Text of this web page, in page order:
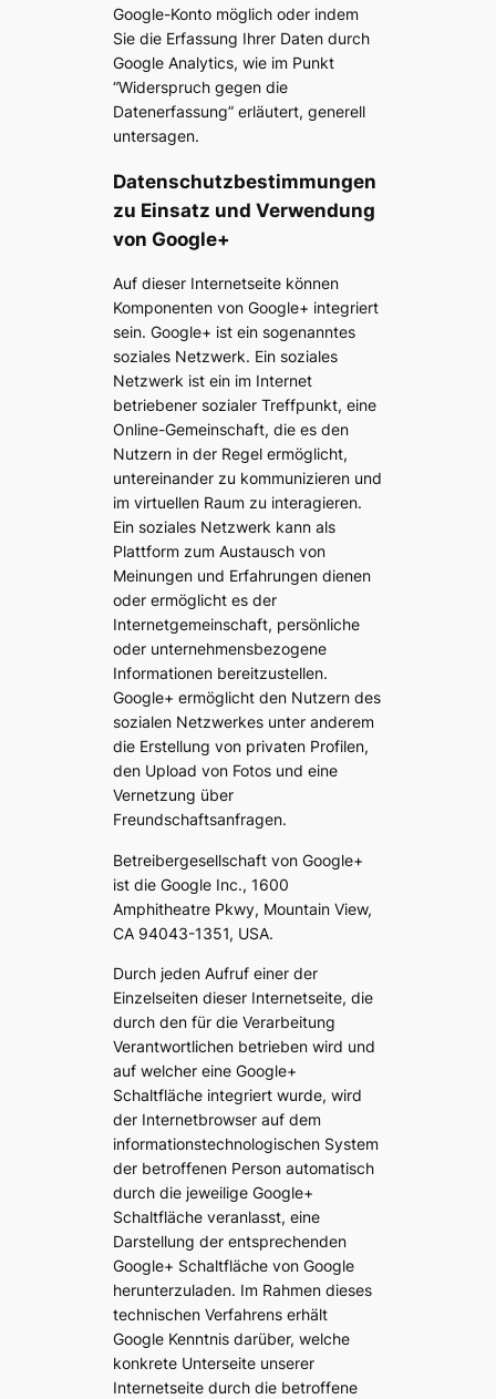
Google-Konto möglich oder indem
Sie die Erfassung Ihrer Daten durch
Google Analytics, wie im Punkt
“Widerspruch gegen die
Datenerfassung” erläutert, generell
untersagen.
Datenschutzbestimmungen
zu Einsatz und Verwendung
von Google+
Auf dieser Internetseite können
Komponenten von Google+ integriert
sein. Google+ ist ein sogenanntes
soziales Netzwerk. Ein soziales
Netzwerk ist ein im Internet
betriebener sozialer Treffpunkt, eine
Online-Gemeinschaft, die es den
Nutzern in der Regel ermöglicht,
untereinander zu kommunizieren und
im virtuellen Raum zu interagieren.
Ein soziales Netzwerk kann als
Plattform zum Austausch von
Meinungen und Erfahrungen dienen
oder ermöglicht es der
Internetgemeinschaft, persönliche
oder unternehmensbezogene
Informationen bereitzustellen.
Google+ ermöglicht den Nutzern des
sozialen Netzwerkes unter anderem
die Erstellung von privaten Profilen,
den Upload von Fotos und eine
Vernetzung über
Freundschaftsanfragen.
Betreibergesellschaft von Google+
ist die Google Inc., 1600
Amphitheatre Pkwy, Mountain View,
CA 94043-1351, USA.
Durch jeden Aufruf einer der
Einzelseiten dieser Internetseite, die
durch den für die Verarbeitung
Verantwortlichen betrieben wird und
auf welcher eine Google+
Schaltfläche integriert wurde, wird
der Internetbrowser auf dem
informationstechnologischen System
der betroffenen Person automatisch
durch die jeweilige Google+
Schaltfläche veranlasst, eine
Darstellung der entsprechenden
Google+ Schaltfläche von Google
herunterzuladen. Im Rahmen dieses
technischen Verfahrens erhält
Google Kenntnis darüber, welche
konkrete Unterseite unserer
Internetseite durch die betroffene